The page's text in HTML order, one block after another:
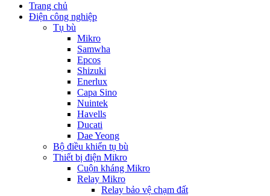
Trang chủ
Điện công nghiệp
Tụ bù
Mikro
Samwha
Epcos
Shizuki
Enerlux
Capa Sino
Nuintek
Havells
Ducati
Dae Yeong
Bộ điều khiển tụ bù
Thiết bị điện Mikro
Cuộn kháng Mikro
Relay Mikro
Relay bảo vệ chạm đất